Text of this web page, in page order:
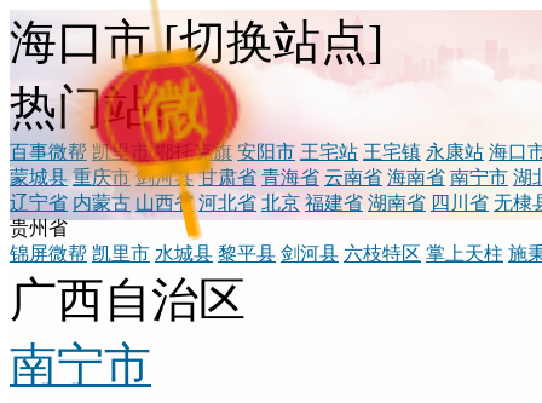
海口市 [切换站点]
热门站点
百事微帮 凯里市 鄂托克旗 安阳市 王宅站 王宅镇 永康站 海口
蒙城县 重庆市 剑河县 甘肃省 青海省 云南省 海南省 南宁市 湖
辽宁省 内蒙古 山西省 河北省 北京 福建省 湖南省 四川省 无棣
贵州省
锦屏微帮 凯里市 水城县 黎平县 剑河县 六枝特区 掌上天柱 施
广西自治区
南宁市
微